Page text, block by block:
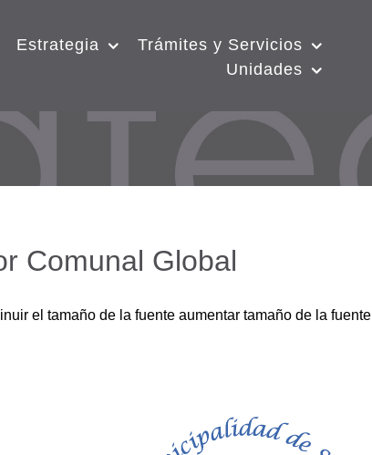
Estrategia
Trámites y Servicios
Unidades
Comunal Global
el tamaño de la fuente aumentar tamaño de la fuente